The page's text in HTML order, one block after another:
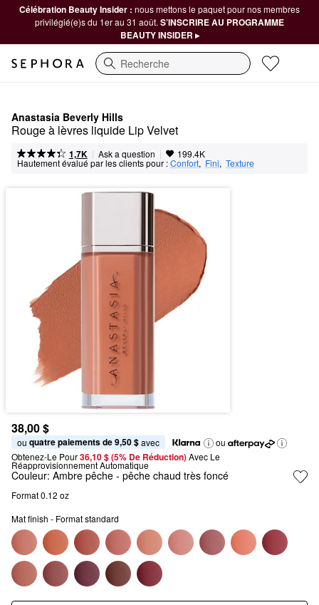
Célébration Beauty Insider : nous mettons le paquet pour nos membres
privilégié(e)s du 1er au 31 août. S’INSCRIRE AU PROGRAMME
BEAUTY INSIDER ▸
Recherche
Anastasia Beverly Hills
Rouge à lèvres liquide Lip Velvet
1,7K | Ask a question | 199.4K
Hautement évalué par les clients pour :Confort, Fini, Texture
38,00 $
ou quatre paiements de 9,50 $ avec
ou
Obtenez-Le Pour36,10 $ (5% De Réduction) Avec Le
Réapprovisionnement Automatique
Couleur: Ambre pêche - pêche chaud très foncé
Format 0.12 oz
Mat finish - Format standard